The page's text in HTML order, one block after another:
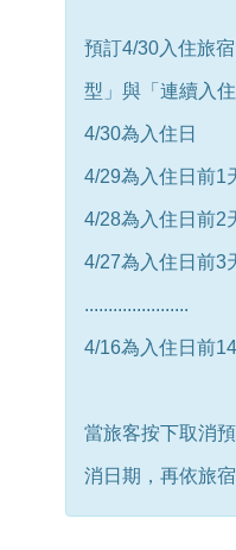
預訂4/30入住旅
型」與「連續入
4/30為入住日
4/29為入住日前1
4/28為入住日前2
4/27為入住日前3
......................
4/16為入住日前
當旅客按下取消
消日期，再依旅